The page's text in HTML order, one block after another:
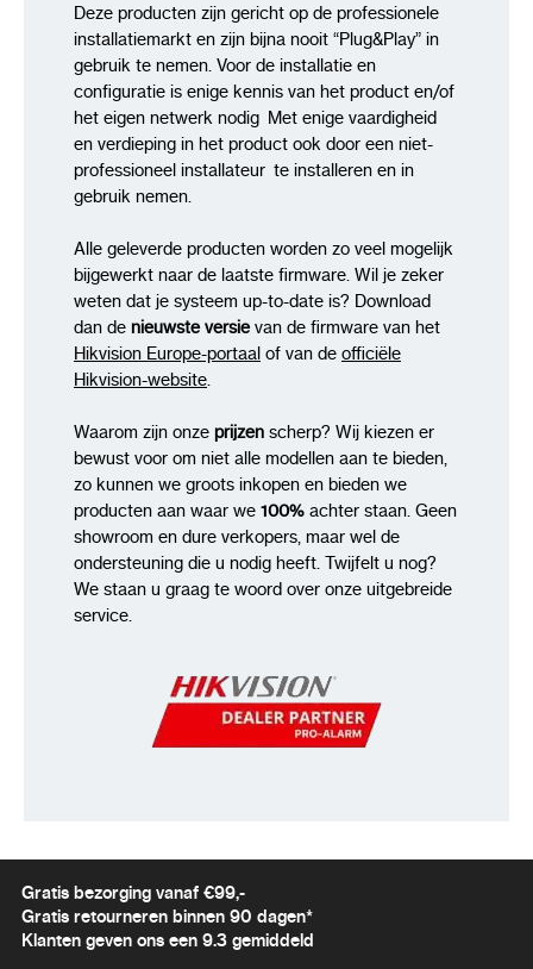
Deze producten zijn gericht op de professionele
installatiemarkt en zijn bijna nooit “Plug&Play” in
gebruik te nemen. Voor de installatie en
configuratie is enige kennis van het product en/of
het eigen netwerk nodig Met enige vaardigheid
en verdieping in het product ook door een niet-
professioneel installateur te installeren en in
gebruik nemen.
Alle geleverde producten worden zo veel mogelijk
bijgewerkt naar de laatste firmware. Wil je zeker
weten dat je systeem up-to-date is? Download
dan de nieuwste versievan de firmware van het
Hikvision Europe-portaal of van de officiële
Hikvision-website.
Waarom zijn onze prijzen scherp? Wij kiezen er
bewust voor om niet alle modellen aan te bieden,
zo kunnen we groots inkopen en bieden we
producten aan waar we 100% achter staan. Geen
showroom en dure verkopers, maar wel de
ondersteuning die u nodig heeft. Twijfelt u nog?
We staan u graag te woord over onze uitgebreide
service.
Gratis bezorging vanaf €99,-
Gratis retourneren binnen 90 dagen*
Klanten geven ons een 9.3 gemiddeld